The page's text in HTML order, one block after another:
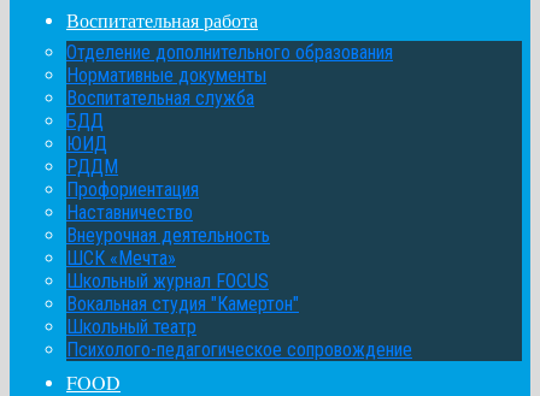
Воспитательная работа
Отделение дополнительного образования
Нормативные документы
Воспитательная служба
БДД
ЮИД
РДДМ
Профориентация
Наставничество
Внеурочная деятельность
ШСК «Мечта»
Школьный журнал FOCUS
Вокальная студия "Камертон"
Школьный театр
Психолого-педагогическое сопровождение
FOOD